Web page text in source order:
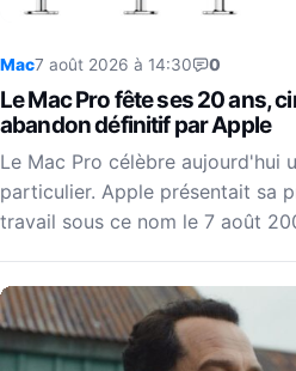
Mac7 août 2026 à 14:30 0
Le Mac Pro fête ses 20 ans,
abandon définitif par Apple
Le Mac Pro célèbre aujourd'hui
particulier. Apple présentait sa
travail sous ce nom le 7 août